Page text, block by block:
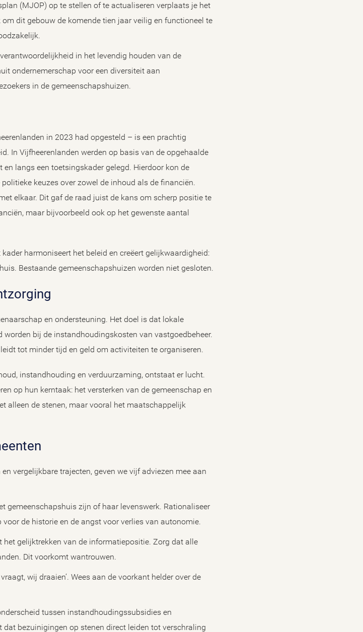
(MJOP) op te stellen of te actualiseren verplaats je het
dit gebouw de komende tien jaar veilig en functioneel te
in het levendig houden van de
ondernemerschap voor een diversiteit aan
in de gemeenschapshuizen.
in 2023 had opgesteld – is een prachtig
In Vijfheerenlanden werden op basis van de opgehaalde
langs een toetsingskader gelegd. Hierdoor kon de
keuzes over zowel de inhoud als de financiën.
elkaar. Dit gaf de raad juist de kans om scherp positie te
maar bijvoorbeeld ook op het gewenste aantal
harmoniseert het beleid en creëert gelijkwaardigheid:
Bestaande gemeenschapshuizen worden niet gesloten.
en ondersteuning. Het doel is dat lokale
bij de instandhoudingskosten van vastgoedbeheer.
tot minder tijd en geld om activiteiten te organiseren.
instandhouding en verduurzaming, ontstaat er lucht.
op hun kerntaak: het versterken van de gemeenschap en
alleen de stenen, maar vooral het maatschappelijk
vergelijkbare trajecten, geven we vijf adviezen mee aan
gemeenschapshuis zijn of haar levenswerk. Rationaliseer
de historie en de angst voor verlies van autonomie.
gelijktrekken van de informatiepositie. Zorg dat alle
Dit voorkomt wantrouwen.
wij draaien’. Wees aan de voorkant helder over de
tussen instandhoudingssubsidies en
bezuinigingen op stenen direct leiden tot verschraling